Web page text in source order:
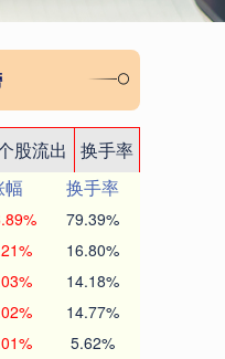
股流出
换手率
幅
换手率
79.39%
16.80%
14.18%
14.77%
5.62%